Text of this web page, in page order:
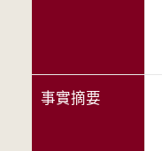
事實摘要